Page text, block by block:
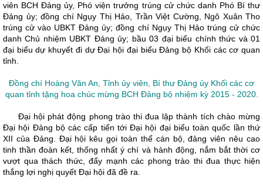
viên BCH Đảng ủy, Phó viện trưởng trúng cử chức danh Phó Bí thư
Đảng ủy; đồng chí Ngụy Thị Hảo, Trần Việt Cường, Ngô Xuân Tho
trúng cử vào UBKT Đảng ủy; đồng chí Ngụy Thị Hảo trúng cử chức
danh Chủ nhiệm UBKT Đảng ủy; bầu 03 đại biểu chính thức và 01
đại biểu dự khuyết đi dự Đại hội đại biểu Đảng bộ Khối các cơ quan
tỉnh.
Đồng chí Hoàng Văn An, Tỉnh ủy viên, Bí thư Đảng ủy Khối các cơ
quan tỉnh tặng hoa chúc mừng BCH Đảng bộ nhiệm kỳ 2015 - 2020.
Đại hội phát động phong trào thi đua lập thành tích chào mừng
Đại hội Đảng bộ các cấp tiến tới Đại hội đại biểu toàn quốc lần thứ
XII của Đảng. Đại hội kêu gọi toàn thể cán bộ, đảng viên nêu cao
tinh thần đoàn kết, thống nhất ý chí và hành động, nắm bắt thời cơ
vượt qua thách thức, đẩy mạnh các phong trào thi đua thực hiện
thắng lợi nghị quyết Đại hội đã đề ra.